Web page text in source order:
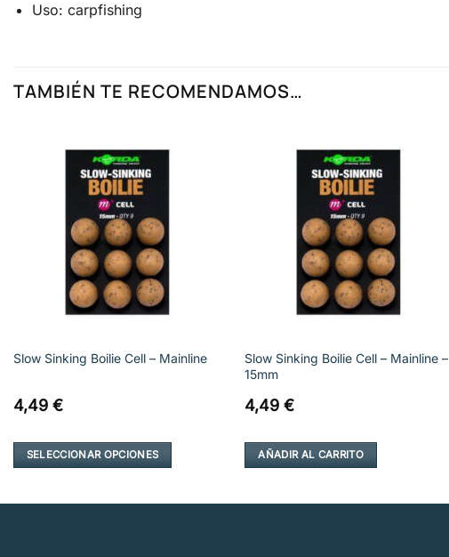
Uso: carpfishing
TAMBIÉN TE RECOMENDAMOS…
Slow Sinking Boilie Cell – Mainline
4,49 €
SELECCIONAR OPCIONES
Slow Sinking Boilie Cell – Mainline –
15mm
4,49€
AÑADIR AL CARRITO